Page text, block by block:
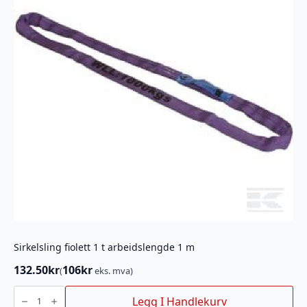
Sirkelsling fiolett 1 t arbeidslengde 1 m
132.50kr(106kreks. mva)
Sirkelsling
Legg I Handlekurv